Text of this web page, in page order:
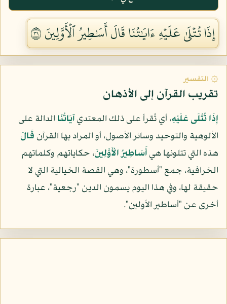
إِذَا تُتۡلَىٰ عَلَيۡهِ ءَايَٰتُنَا قَالَ أَسَٰطِيرُ ٱلۡأَوَّلِينَ ١٣
۞ التفسير
تقريب القرآن إلى الأذهان
إِذَا تُتْلَى عَلَيْهِ، أي تُقرأ على ذلك المعتديآيَاتُنَا الدالة على
الألوهية والتوحيد وسائر الأصول، أو المراد بها القرآن قَالَ
هذه التي تتلونها هيأَسَاطِيرُ الْأَوَّلِينَ، حكاياتهم وكلماتهم
الخرافية، جمع "أسطورة"، وهي القصة الخيالية التي لا
حقيقة لها، وفي هذا اليوم يسمون الدين "رجعية"، عبارة
أخرى عن "أساطير الأولين".